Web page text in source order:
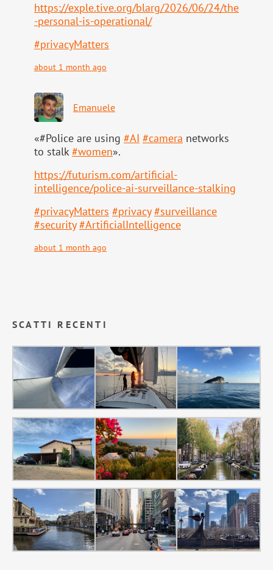
https://exple.tive.org/blarg/2026/06/24/the
-personal-is-operational/
#privacyMatters
about 1 month ago
Emanuele
«#Police are using #AI #camera networks
to stalk#women».
https://futurism.com/artificial-
intelligence/police-ai-surveillance-stalking
#privacyMatters #privacy #surveillance
#security #ArtificialIntelligence
about 1 month ago
SCATTI RECENTI